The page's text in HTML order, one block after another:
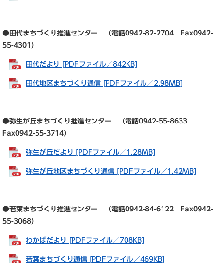
●田代まちづくり推進センター （電話0942-82-2704 Fax0942-
55-4301）
田代だより [PDFファイル／842KB]
田代地区まちづくり通信 [PDFファイル／2.98MB]
●弥生が丘まちづくり推進センター （電話0942-55-8633
Fax0942-55-3714）
弥生が丘だより [PDFファイル／1.28MB]
弥生が丘地区まちづくり通信 [PDFファイル／1.42MB]
●若葉まちづくり推進センター （電話0942-84-6122 Fax0942-
55-3068）
わかばだより [PDFファイル／708KB]
若葉まちづくり通信 [PDFファイル／469KB]